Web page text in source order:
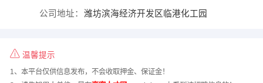
公司地址： 潍坊滨海经济开发区临港化工园
温馨提示
1、本平台仅供信息发布，不会收取押金、保证金！